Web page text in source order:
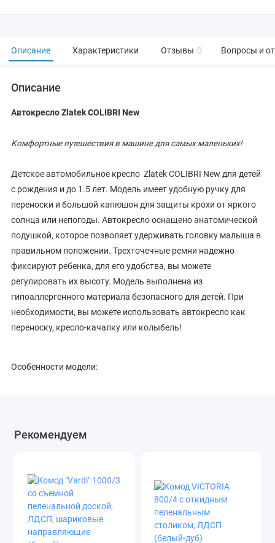
Описание Характеристики Отзывы 0 Вопросы и
Описание
Автокресло Zlatek COLIBRI New
Комфортные путешествия в машине для самых маленьких!
Детское автомобильное кресло Zlatek COLIBRI New для детей
с рождения и до 1.5 лет. Модель имеет удобную ручку для
переноски и большой капюшон для защиты крохи от яркого
солнца или непогоды. Автокресло оснащено анатомической
подушкой, которое позволяет удерживать головку малыша в
правильном положении. Трехточечные ремни надежно
фиксируют ребенка, для его удобства, вы можете
регулировать их высоту. Модель выполнена из
гипоаллергенного материала безопасного для детей. При
необходимости, вы можете использовать автокресло как
переноску, кресло-качалку или колыбель!
Особенности модели:
износостойкий съемный чехол - можно проводить
регулярную стирку;
мягкие накладки на ремни для комфорта крохи;
Рекомендуем